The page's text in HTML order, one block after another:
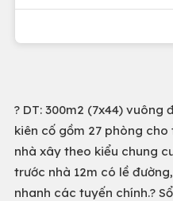
? DT: 300m2 (7x44) vuông
kiên cố gồm 27 phòng
nhà xây theo kiểu chung
trước nhà 12m có lề
nhanh các tuyến chính.?